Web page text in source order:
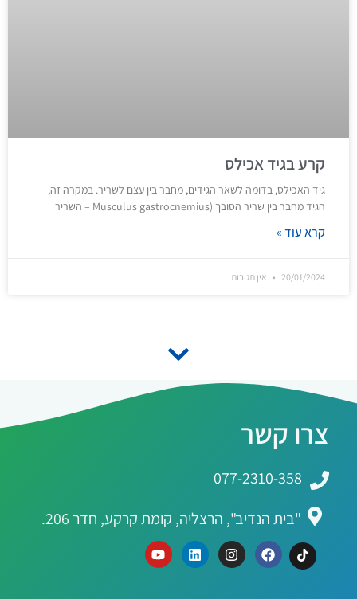
קרע בגיד אכילס
גיד האכילס, בדומה לשאר הגידים, מחבר בין עצם לשריר. במקרה זה,
הגיד מחבר בין שריר הסובך (Musculus gastrocnemius – השריר
קרא עוד »
20/01/2024 אין תגובות
צרו קשר
077-2310-358
"בית הנדיב", הרצליה, קומת קרקע, חדר 206.